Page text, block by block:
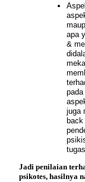
A
apa
&
juga
Jadi penilaian
psikotes, hasilnya